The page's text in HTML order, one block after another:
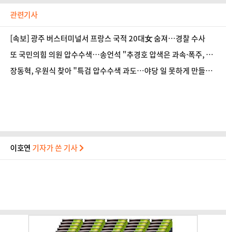
관련기사
[속보] 광주 버스터미널서 프랑스 국적 20대女 숨져…경찰 수사
또 국민의힘 의원 압수수색…송언석 "추경호 압색은 과속·폭주, 국
민들 떠날 것"
장동혁, 우원식 찾아 "특검 압수수색 과도…야당 일 못하게 만들려
이호연 기자가 쓴 기사